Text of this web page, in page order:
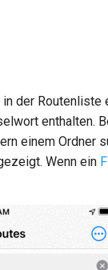
der Routenliste
enthalten.
einem Ordner
Wenn ein